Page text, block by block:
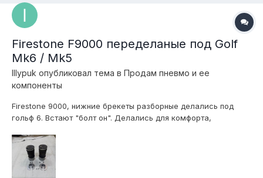
Firestone F9000 переделаные под Golf
Mk6 / Mk5
IIIypuk опубликовал тема в Продам пневмо и ее
компоненты
Firestone 9000, нижние брекеты разборные делались под
гольф 6. Встают "болт он". Делались для комфорта,
В комплекте так же верхние брекеты, фитинги под трубку 6/4
и дюймовые болты. Возможно подойдет на мк4. Пробег
около 5т.км. Отдам за...